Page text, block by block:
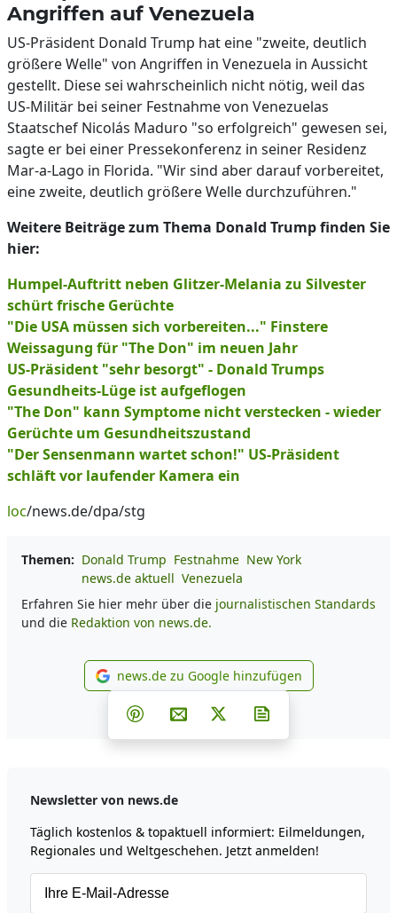
Angriffen auf Venezuela
US-Präsident Donald Trump hat eine "zweite, deutlich
größere Welle" von Angriffen in Venezuela in Aussicht
gestellt. Diese sei wahrscheinlich nicht nötig, weil das
US-Militär bei seiner Festnahme von Venezuelas
Staatschef Nicolás Maduro "so erfolgreich" gewesen sei,
sagte er bei einer Pressekonferenz in seiner Residenz
Mar-a-Lago in Florida. "Wir sind aber darauf vorbereitet,
eine zweite, deutlich größere Welle durchzuführen."
Weitere Beiträge zum Thema Donald Trump finden Sie
hier:
Humpel-Auftritt neben Glitzer-Melania zu Silvester
schürt frische Gerüchte
"Die USA müssen sich vorbereiten..." Finstere
Weissagung für "The Don" im neuen Jahr
US-Präsident "sehr besorgt" - Donald Trumps
Gesundheits-Lüge ist aufgeflogen
"The Don" kann Symptome nicht verstecken - wieder
Gerüchte um Gesundheitszustand
"Der Sensenmann wartet schon!" US-Präsident
schläft vor laufender Kamera ein
loc/news.de/dpa/stg
Themen: Donald Trump Festnahme New York
news.de aktuell Venezuela
Erfahren Sie hier mehr über die journalistischen Standards
und die Redaktion von news.de.
news.de zu Google
news.de zu Google hinzufügen
Teilen auf Facebook
Teilen auf Whatsapp
Teilen auf Telegram
Teilen auf Pinterest
Per E-Mail teilen
Post auf X
Newsletter von news.de
Täglich kostenlos & topaktuell informiert: Eilmeldungen,
Regionales und Weltgeschehen. Jetzt anmelden!